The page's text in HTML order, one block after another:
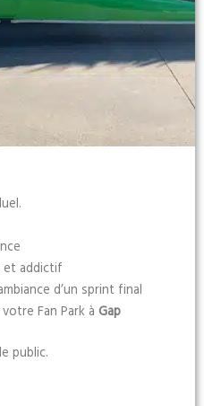
addictif
d’un sprint final
Fan Park à Gap
public.